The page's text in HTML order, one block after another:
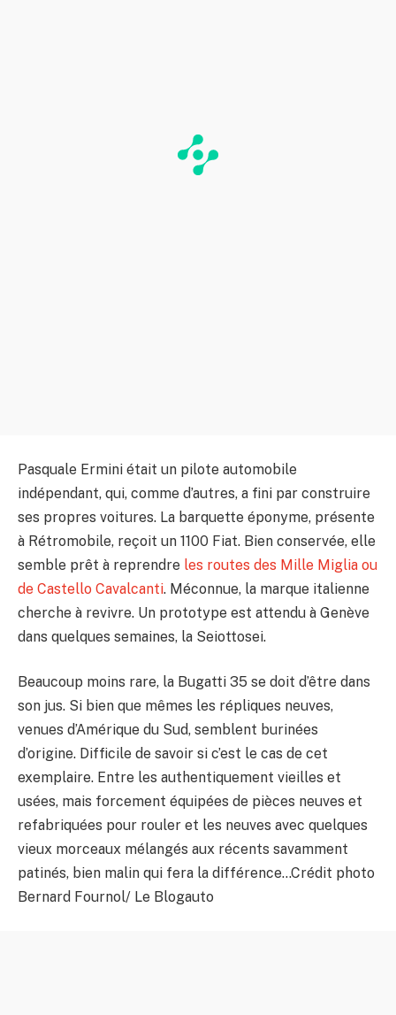
Pasquale Ermini était un pilote automobile
indépendant, qui, comme d’autres, a fini par construire
ses propres voitures. La barquette éponyme, présente
à Rétromobile, reçoit un 1100 Fiat. Bien conservée, elle
semble prêt à reprendre les routes des Mille Miglia ou
de Castello Cavalcanti. Méconnue, la marque italienne
cherche à revivre. Un prototype est attendu à Genève
dans quelques semaines, la Seiottosei.
Beaucoup moins rare, la Bugatti 35 se doit d’être dans
son jus. Si bien que mêmes les répliques neuves,
venues d’Amérique du Sud, semblent burinées
d’origine. Difficile de savoir si c’est le cas de cet
exemplaire. Entre les authentiquement vieilles et
usées, mais forcement équipées de pièces neuves et
refabriquées pour rouler et les neuves avec quelques
vieux morceaux mélangés aux récents savamment
patinés, bien malin qui fera la différence…Crédit photo
Bernard Fournol/ Le Blogauto